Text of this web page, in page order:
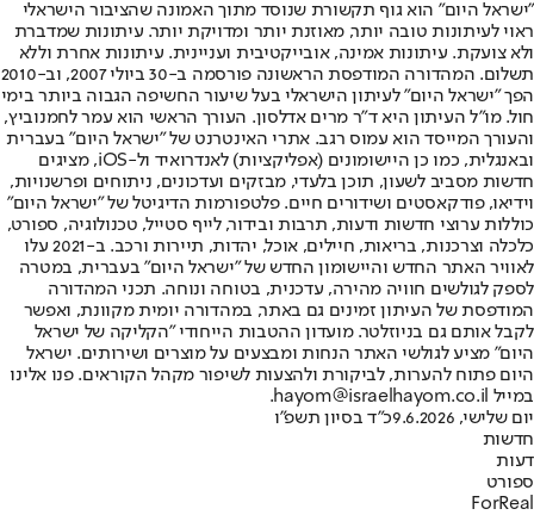
"ישראל היום" הוא גוף תקשורת שנוסד מתוך האמונה שהציבור הישראלי
ראוי לעיתונות טובה יותר, מאוזנת יותר ומדויקת יותר. עיתונות שמדברת
ולא צועקת. עיתונות אמינה, אובייקטיבית ועניינית. עיתונות אחרת וללא
תשלום. המהדורה המודפסת הראשונה פורסמה ב-30 ביולי 2007, וב-2010
הפך "ישראל היום" לעיתון הישראלי בעל שיעור החשיפה הגבוה ביותר בימי
חול. מו"ל העיתון היא ד"ר מרים אדלסון. העורך הראשי הוא עמר לחמנוביץ,
והעורך המייסד הוא עמוס רגב. אתרי האינטרנט של "ישראל היום" בעברית
ובאנגלית, כמו כן היישומונים (אפליקציות) לאנדרואיד ול-iOS, מציגים
חדשות מסביב לשעון, תוכן בלעדי, מבזקים ועדכונים, ניתוחים ופרשנויות,
וידיאו, פודקאסטים ושידורים חיים. פלטפורמות הדיגיטל של "ישראל היום"
כוללות ערוצי חדשות ודעות, תרבות ובידור, לייף סטייל, טכנולוגיה, ספורט,
כלכלה וצרכנות, בריאות, חיילים, אוכל, יהדות, תיירות ורכב. ב-2021 עלו
לאוויר האתר החדש והיישומון החדש של "ישראל היום" בעברית, במטרה
לספק לגולשים חוויה מהירה, עדכנית, בטוחה ונוחה. תכני המהדורה
המודפסת של העיתון זמינים גם באתר, במהדורה יומית מקוונת, ואפשר
לקבל אותם גם בניוזלטר. מועדון ההטבות הייחודי "הקליקה של ישראל
היום" מציע לגולשי האתר הנחות ומבצעים על מוצרים ושירותים. ישראל
היום פתוח להערות, לביקורת ולהצעות לשיפור מקהל הקוראים. פנו אלינו
במייל hayom@israelhayom.co.il.
יום שלישי, 9.6.2026
כ"ד בסיון תשפ"ו
חדשות
דעות
ספורט
ForReal